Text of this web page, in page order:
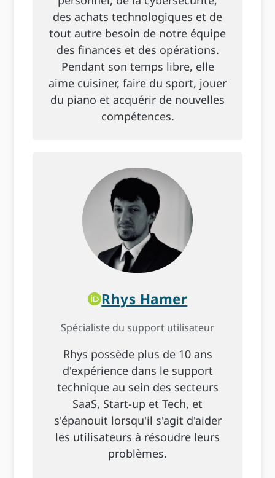
des achats technologiques et de
tout autre besoin de notre équipe
des finances et des opérations.
Pendant son temps libre, elle
aime cuisiner, faire du sport, jouer
du piano et acquérir de nouvelles
compétences.
Rhys Hamer
Spécialiste du support utilisateur
Rhys possède plus de 10 ans
d'expérience dans le support
technique au sein des secteurs
SaaS, Start-up et Tech, et
s'épanouit lorsqu'il s'agit d'aider
les utilisateurs à résoudre leurs
problèmes.